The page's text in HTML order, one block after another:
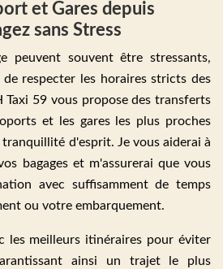
et Gares depuis
sans Stress
peuvent souvent être stressants,
respecter les horaires stricts des
Taxi 59 vous propose des transferts
et les gares les plus proches
tranquillité d'esprit. Je vous aiderai à
bagages et m'assurerai que vous
avec suffisamment de temps
ou votre embarquement.
les meilleurs itinéraires pour éviter
ainsi un trajet le plus